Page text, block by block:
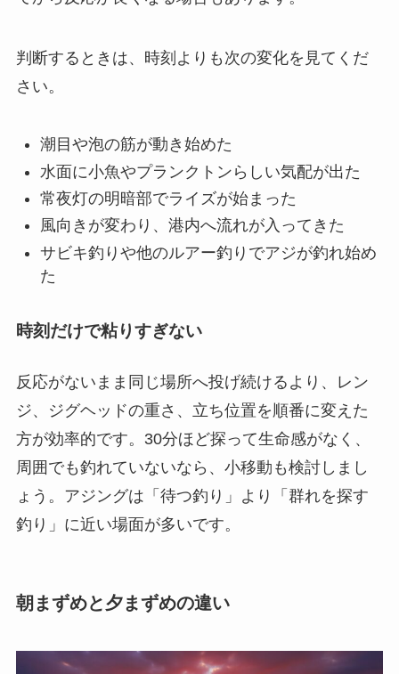
判断するときは、時刻よりも次の変化を見てくだ
さい。
潮目や泡の筋が動き始めた
水面に小魚やプランクトンらしい気配が出た
常夜灯の明暗部でライズが始まった
風向きが変わり、港内へ流れが入ってきた
サビキ釣りや他のルアー釣りでアジが釣れ始め
た
時刻だけで粘りすぎない
反応がないまま同じ場所へ投げ続けるより、レン
ジ、ジグヘッドの重さ、立ち位置を順番に変えた
方が効率的です。30分ほど探って生命感がなく、
周囲でも釣れていないなら、小移動も検討しまし
ょう。アジングは「待つ釣り」より「群れを探す
釣り」に近い場面が多いです。
朝まずめと夕まずめの違い